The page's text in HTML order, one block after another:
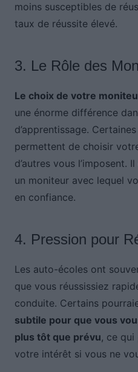
moins susceptibles de
taux de réussite élevé.
3. Le Rôle des
Le choix de votre
une énorme différence
d’apprentissage.
permettent de choisir
d’autres vous
un moniteur avec lequel
en confiance.
4. Pression pour
Les auto-écoles ont
que vous réussissiez
conduite. Certains
subtile pour que vous
plus tôt que prévu, ce qui
votre intérêt si vous ne